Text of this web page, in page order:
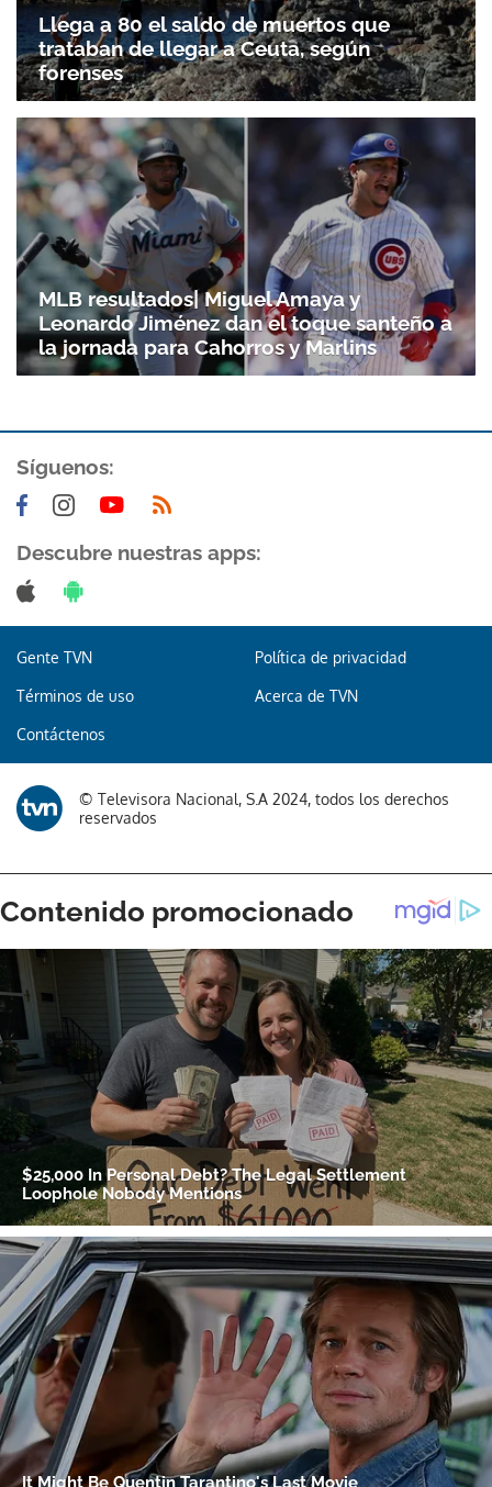
Gracias por suscribirte a nuestro boletín.
ACEPTAR
Llega a 80 el saldo de muertos que
trataban de llegar a Ceuta, según
forenses
MLB resultados| Miguel Amaya y
Leonardo Jiménez dan el toque santeño a
la jornada para Cahorros y Marlins
Síguenos:
Descubre nuestras apps:
Gente TVN Política de privacidad
Términos de uso Acerca de TVN
Contáctenos
© Televisora Nacional, S.A 2024, todos los derechos
reservados